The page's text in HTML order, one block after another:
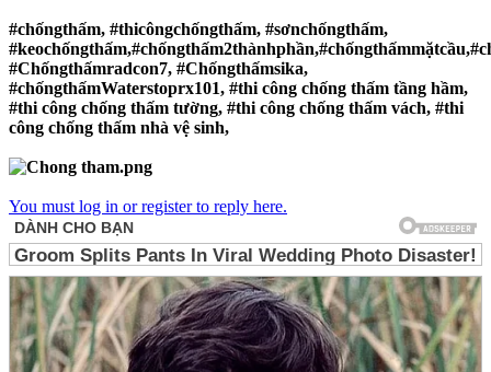
#chốngthấm, #thicôngchốngthấm, #sơnchốngthấm,
#Chốngthấmradcon7, #Chốngthấmsika,
#chốngthấmWaterstoprx101, #thi công chống thấm tầng hầm,
#thi công chống thấm tường, #thi công chống thấm vách, #thi
công chống thấm nhà vệ sinh,
You must log in or register to reply here.